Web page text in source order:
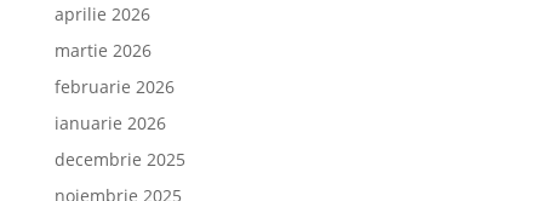
aprilie 2026
martie 2026
februarie 2026
ianuarie 2026
decembrie 2025
noiembrie 2025